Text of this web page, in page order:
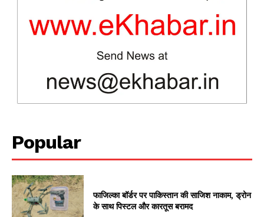
News Week
Magazine PRO
Popular
फाजिल्का बॉर्डर पर पाकिस्तान की साजिश नाकाम, ड्रोन
के साथ पिस्टल और कारतूस बरामद